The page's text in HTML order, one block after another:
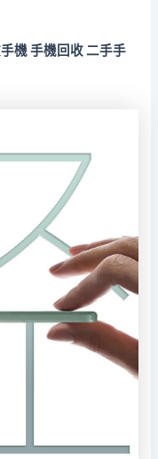
機 手機回收 二手手